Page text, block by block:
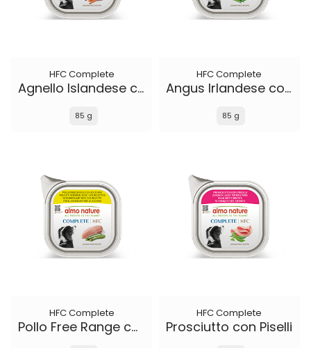
HFC Complete
Agnello Islandese con Carote
85 g
HFC Complete
Angus Irlandese con Fagiolini
85 g
HFC Complete
Pollo Free Range con Zucchine
HFC Complete
Prosciutto con Piselli